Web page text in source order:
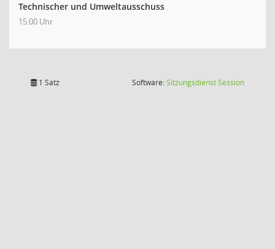
Technischer und Umweltausschuss
15:00 Uhr
1 Satz Software:SitzungsdienstSession(Wird in